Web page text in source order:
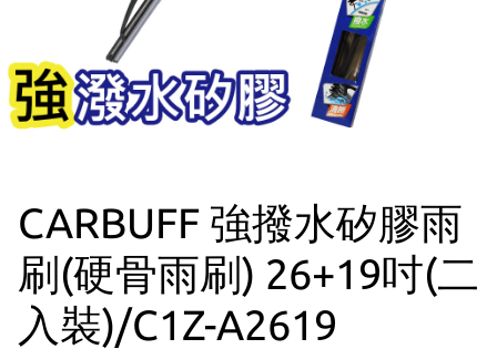
CARBUFF 強撥水矽膠雨
刷(硬骨雨刷) 26+19吋(二
入裝)/C1Z-A2619